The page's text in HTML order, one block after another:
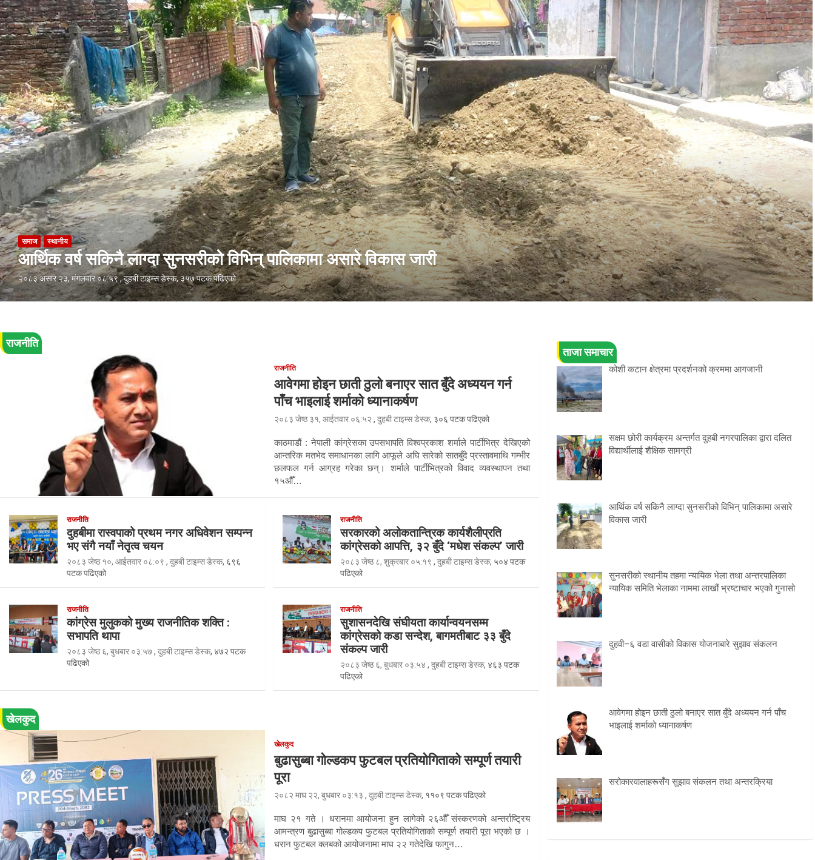
समाज स्थानीय
आर्थिक वर्ष सकिनै लाग्दा सुनसरीको विभिन् पालिकामा असारे विकास जारी
२०८३ असार २३, मंगलवार ०८:५९,दुहबी टाइम्स डेस्क, ३५७ पटक पढिएको
राजनीति
राजनीति
आवेगमा होइन छाती ठुलो बनाएर सात बुँदे अध्ययन गर्न
पाँच भाइलाई शर्माको ध्यानाकर्षण
२०८३ जेष्ठ ३१, आईतवार ०६:५२ ,दुहबी टाइम्स डेस्क, ३०६ पटक पढिएको
काठमाडौं : नेपाली कांग्रेसका उपसभापति विश्वप्रकाश शर्माले पार्टीभित्र देखिएको
आन्तरिक मतभेद समाधानका लागि आफूले अघि सारेको सातबुँदे प्रस्तावमाथि गम्भीर
छलफल गर्न आग्रह गरेका छन्। शर्माले पार्टीभित्रको विवाद व्यवस्थापन तथा
१५औँ…
राजनीति
दुहबीमा रास्वपाको प्रथम नगर अधिवेशन सम्पन्न
भए संगै नयाँ नेतृत्व चयन
२०८३ जेष्ठ १०, आईतवार ०८:०९ , दुहबी टाइम्स डेस्क, ६९६
पटक पढिएको
राजनीति
सरकारको अलोकतान्त्रिक कार्यशैलीप्रति
कांग्रेसको आपत्ति, ३२ बुँदे ‘मधेश संकल्प’ जारी
२०८३ जेष्ठ ८, शुक्रबार ०५:१९ ,दुहबी टाइम्स डेस्क, ५०४ पटक
पढिएको
राजनीति
कांग्रेस मुलुकको मुख्य राजनीतिक शक्ति :
सभापति थापा
२०८३ जेष्ठ ६, बुधबार ०३:५७ , दुहबी टाइम्स डेस्क, ४७२ पटक
पढिएको
राजनीति
सुशासनदेखि संघीयता कार्यान्वयनसम्म
कांग्रेसको कडा सन्देश, बागमतीबाट ३३ बुँदे
संकल्प जारी
२०८३ जेष्ठ ६, बुधबार ०३:५४ ,दुहबी टाइम्स डेस्क, ४६३ पटक
पढिएको
खेलकुद
खेलकुद
बुढासुब्बा गोल्डकप फुटबल प्रतियोगिताको सम्पूर्ण तयारी
पूरा
२०८२ माघ २२, बुधबार ०३:१३ ,दुहबी टाइम्स डेस्क, ११०९ पटक पढिएको
माघ २१ गते । धरानमा आयोजना हुन लागेको २६औँ संस्करणको अन्तर्राष्ट्रिय
आमन्त्रण बुढासुब्बा गोल्डकप फुटबल प्रतियोगिताको सम्पूर्ण तयारी पूरा भएको छ ।
धरान फुटबल क्लबको आयोजनामा माघ २२ गतेदेखि फागुन…
ताजा समाचार
कोशी कटान क्षेत्रमा प्रदर्शनको क्रममा आगजानी
सक्षम छोरी कार्यक्रम अन्तर्गत दुहबी नगरपालिका द्वारा दलित
विद्यार्थीलाई शैक्षिक सामग्री
आर्थिक वर्ष सकिनै लाग्दा सुनसरीको विभिन् पालिकामा असारे
विकास जारी
सुनसरीको स्थानीय तहमा न्यायिक भेला तथा अन्तरपालिका
न्यायिक समिति भेलाका नाममा लाखौं भ्रष्टाचार भएको गुनासो
दुहवी–६ वडा वासीको विकास योजनाबारे सुझाव संकलन
आवेगमा होइन छाती ठुलो बनाएर सात बुँदे अध्ययन गर्न पाँच
भाइलाई शर्माको ध्यानाकर्षण
सरोकारवालाहरूसँग सुझाव संकलन तथा अन्तरक्रिया